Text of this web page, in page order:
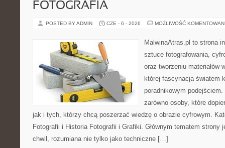
FOTOGRAFIA
POSTED BY ADMIN CZE - 6 - 2026 MOŻLIWOŚĆ
MalwinaAtras.pl to strona
sztuce fotografowania,
oraz tworzeniu materiałów
której fascynacja światem
poradnikowym
zarówno osoby, które
jak i tych, którzy chcą poszerzać wiedzę o obrazie cyfrowym.
Fotografii i Historia Fotografii i Grafiki. Głównym tematem strony
chwil, rozumiana nie tylko jako techniczne […]